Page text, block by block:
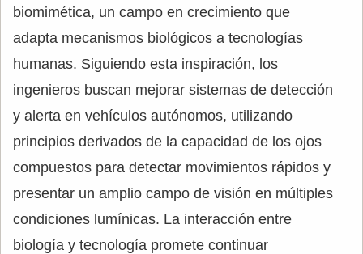
biomimética, un campo en crecimiento que
adapta mecanismos biológicos a tecnologías
humanas. Siguiendo esta inspiración, los
ingenieros buscan mejorar sistemas de detección
y alerta en vehículos autónomos, utilizando
principios derivados de la capacidad de los ojos
compuestos para detectar movimientos rápidos y
presentar un amplio campo de visión en múltiples
condiciones lumínicas. La interacción entre
biología y tecnología promete continuar